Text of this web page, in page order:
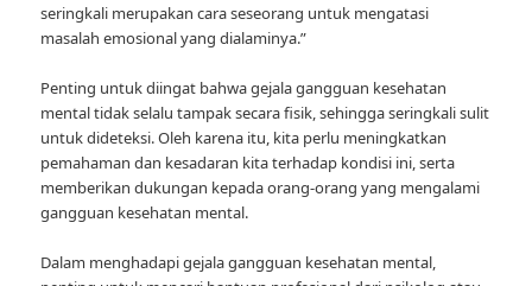
seringkali merupakan cara seseorang untuk mengatasi
masalah emosional yang dialaminya.”
Penting untuk diingat bahwa gejala gangguan kesehatan
mental tidak selalu tampak secara fisik, sehingga seringkali sulit
untuk dideteksi. Oleh karena itu, kita perlu meningkatkan
pemahaman dan kesadaran kita terhadap kondisi ini, serta
memberikan dukungan kepada orang-orang yang mengalami
gangguan kesehatan mental.
Dalam menghadapi gejala gangguan kesehatan mental,